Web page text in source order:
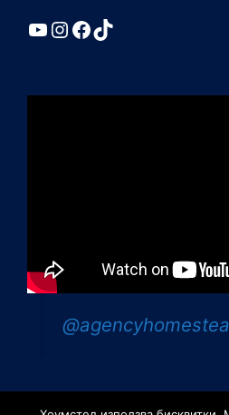
YouTube
Instagram
Facebook
TikTok